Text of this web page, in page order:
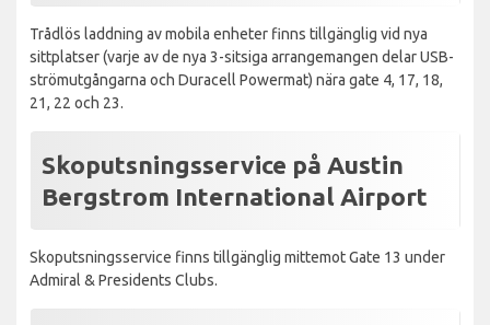
Trådlös laddning av mobila enheter finns tillgänglig vid nya
sittplatser (varje av de nya 3-sitsiga arrangemangen delar USB-
strömutgångarna och Duracell Powermat) nära gate 4, 17, 18,
21, 22 och 23.
Skoputsningsservice på Austin
Bergstrom International Airport
Skoputsningsservice finns tillgänglig mittemot Gate 13 under
Admiral & Presidents Clubs.